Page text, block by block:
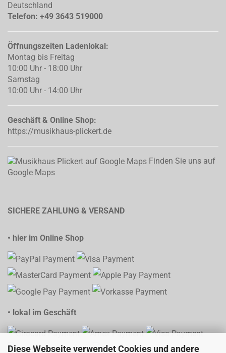
Diese Webseite verwendet Cookies und andere
Deutschland
Telefon: +49 3643 519000
Öffnungszeiten Ladenlokal:
Montag bis Freitag
10:00 Uhr - 18:00 Uhr
Samstag
10:00 Uhr - 14:00 Uhr
Geschäft & Online Shop:
https://musikhaus-plickert.de
Finden Sie uns auf
Google Maps
SICHERE ZAHLUNG & VERSAND
• hier im Online Shop
• lokal im Geschäft